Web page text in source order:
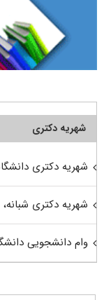
شهریه دکتری
شهریه دکتری
شهریه دکتری شبانه،
وام دانشجویی